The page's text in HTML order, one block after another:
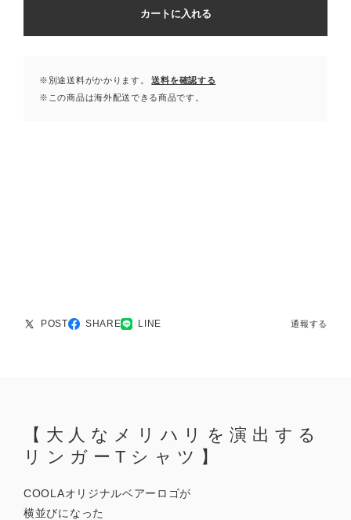
カートに入れる
※別途送料がかかります。
送料を確認する
※この商品は海外配送できる商品です。
POST SHARE LINE 通報する
【大人なメリハリを演出する
リンガーTシャツ】
COOLAオリジナルベアーロゴが
横並びになった